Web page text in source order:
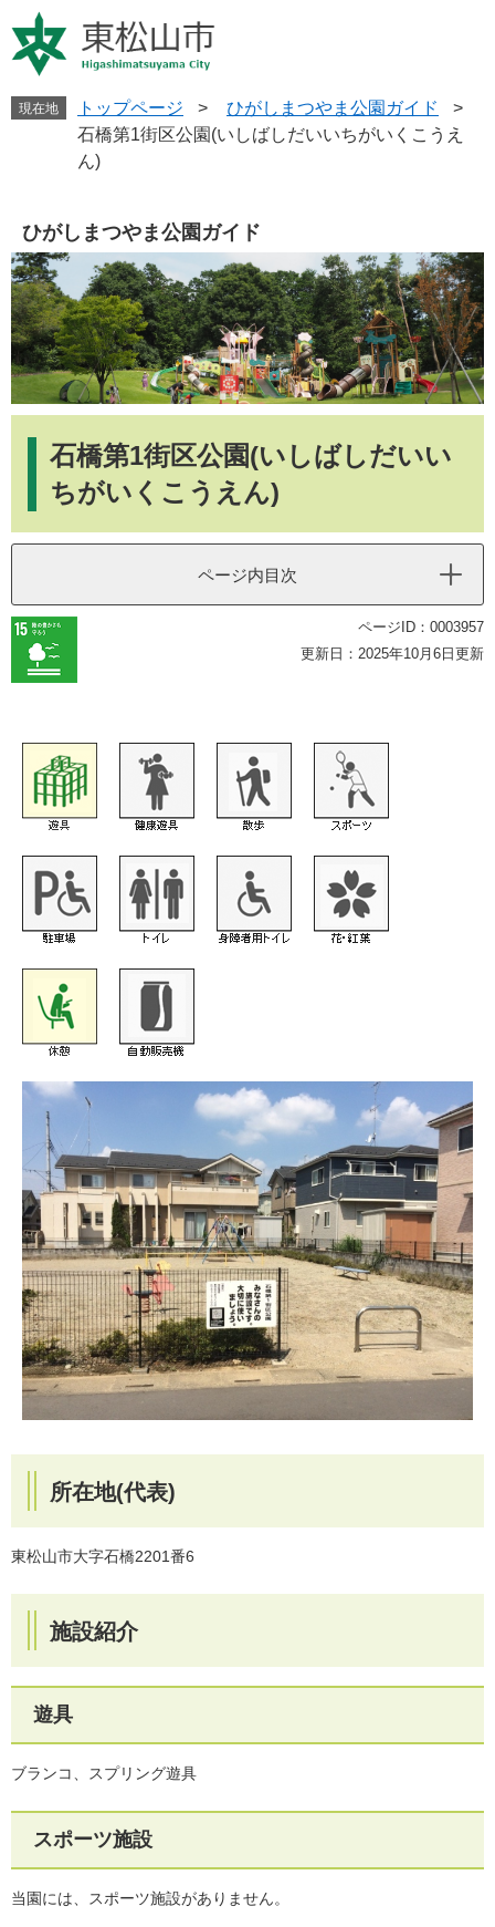
ー
ジ
ニ
ュ
へ
現在地 トップページ > ひがしまつやま公園ガイド
>
石橋第1街区公園(いしばしだいいちがいくこうえ
ん)
ひがしまつやま公園ガイド
石橋第1街区公園(いしばしだいい
ちがいくこうえん)
ページ内目次
ページID：0003957
更新日：2025年10月6日更新
所在地(代表)
東松山市大字石橋2201番6
施設紹介
遊具
ブランコ、スプリング遊具
スポーツ施設
当園には、スポーツ施設がありません。